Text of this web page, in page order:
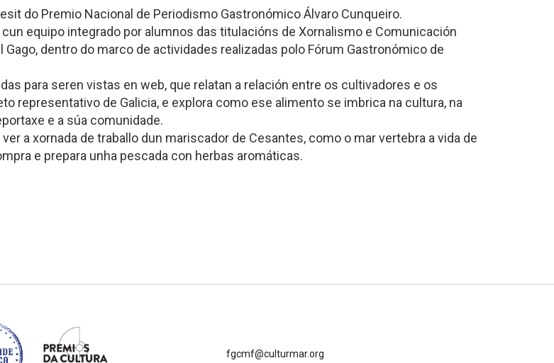
do Premio Nacional de Periodismo Gastronómico Álvaro Cunqueiro.
equipo integrado por alumnos das titulacións de Xornalismo e Comunicación
dentro do marco de actividades realizadas polo Fórum Gastronómico de
para seren vistas en web, que relatan a relación entre os cultivadores e os
representativo de Galicia, e explora como ese alimento se imbrica na cultura, na
e a súa comunidade.
a xornada de traballo dun mariscador de Cesantes, como o mar vertebra a vida de
e prepara unha pescada con herbas aromáticas.
fgcmf@culturmar.org